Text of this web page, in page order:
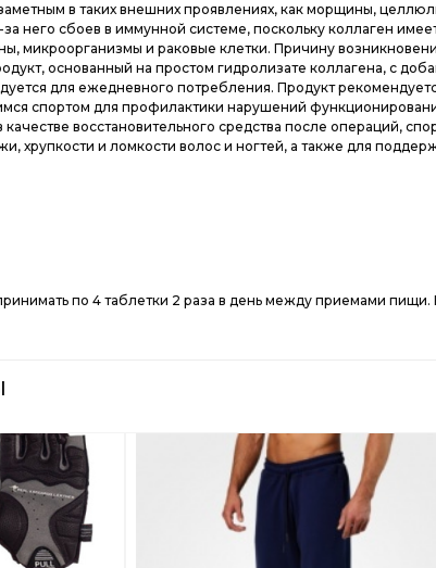
в таких внешних проявлениях, как морщины,
него сбоев в иммунной системе, поскольку коллаген
микроорганизмы и раковые клетки. Причину
основанный на простом гидролизате коллагена, с
для ежедневного потребления. Продукт
спортом для профилактики нарушений
восстановительного средства после операций,
хрупкости и ломкости волос и ногтей, а также для
по 4 таблетки 2 раза в день между приемами
Добавить
в
Вишлист